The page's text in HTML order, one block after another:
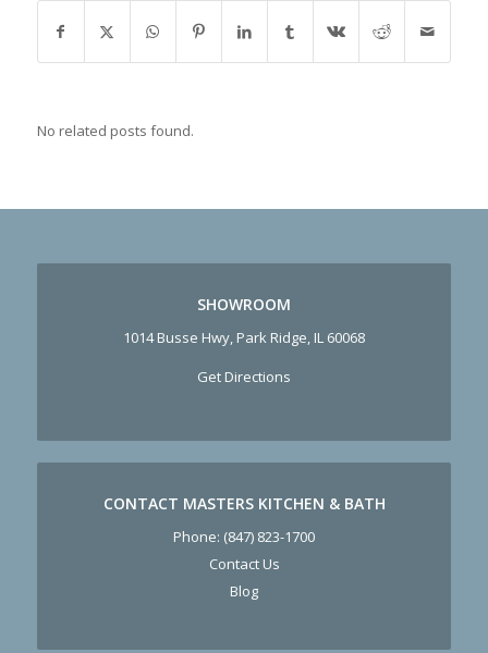
No related posts found.
SHOWROOM
1014 Busse Hwy, Park Ridge, IL 60068
Get Directions
CONTACT MASTERS KITCHEN & BATH
Phone: (847) 823-1700
Contact Us
Blog